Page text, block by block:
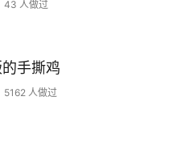
43 人做过
手撕鸡
5162 人做过